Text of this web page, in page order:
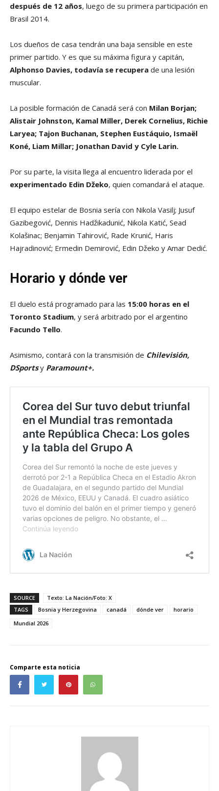
después de 12 años, luego de su primera participación en
Brasil 2014.
Los dueños de casa tendrán una baja sensible en este
primer partido. Y es que su máxima figura y capitán,
Alphonso Davies, todavía se recupera de una lesión
muscular.
La posible formación de Canadá será con Milan Borjan;
Alistair Johnston, Kamal Miller, Derek Cornelius, Richie
Laryea; Tajon Buchanan, Stephen Eustáquio, Ismaël
Koné, Liam Millar; Jonathan David y Cyle Larin.
Por su parte, la visita llega al encuentro liderada por el
experimentado Edin Džeko, quien comandará el ataque.
El equipo estelar de Bosnia sería con Nikola Vasilj; Jusuf
Gazibegović, Dennis Hadžikadunić, Nikola Katić, Sead
Kolašinac; Benjamin Tahirović, Rade Krunić, Haris
Hajradinović; Ermedin Demirović, Edin Džeko y Amar Dedić.
Horario y dónde ver
El duelo está programado para las 15:00 horas en el
Toronto Stadium, y será arbitrado por el argentino
Facundo Tello.
Asimismo, contará con la transmisión de Chilevisión,
DSportsy Paramount+.
SOURCE
Texto: La Nación/Foto: X
TAGS
Bosnia y Herzegovina canadá dónde ver
horario
Mundial 2026
Comparte esta noticia